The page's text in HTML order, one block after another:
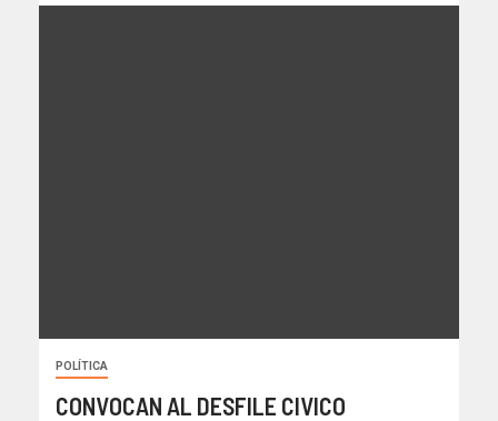
POLÍTICA
CONVOCAN AL DESFILE CIVICO